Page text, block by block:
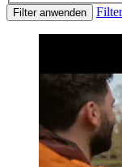
Filter anwenden